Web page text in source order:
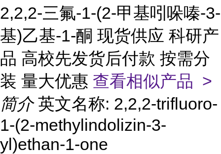
2,2,2-三氟-1-(2-甲基吲哚嗪-3-
基)乙基-1-酮 现货供应 科研产
品 高校先发货后付款 按需分
装 量大优惠 查看相似产品 >
简介 英文名称: 2,2,2-trifluoro-
1-(2-methylindolizin-3-
yl)ethan-1-one